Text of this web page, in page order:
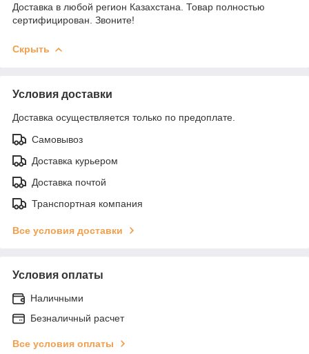
Доставка в любой регион Казахстана. Товар полностью
сертифицирован. Звоните!
Скрыть
Условия доставки
Доставка осуществляется только по предоплате.
Самовывоз
Доставка курьером
Доставка почтой
Транспортная компания
Все условия доставки
Условия оплаты
Наличными
Безналичный расчет
Все условия оплаты